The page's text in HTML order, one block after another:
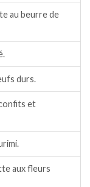
au beurre de
durs.
et
aux fleurs